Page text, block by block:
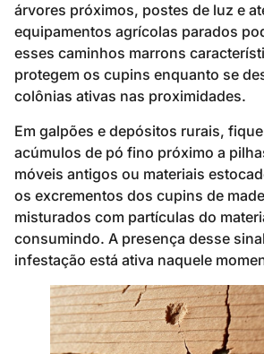
árvores próximos, postes de luz e
equipamentos agrícolas parados
esses caminhos marrons
protegem os cupins enquanto se
colônias ativas nas proximidades.
Em galpões e depósitos rurais,
acúmulos de pó fino próximo a
móveis antigos ou materiais
os excrementos dos cupins de
misturados com partículas do
consumindo. A presença desse
infestação está ativa naquele